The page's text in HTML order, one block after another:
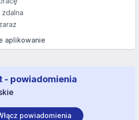
aplikowanie
- powiadomienia
powiadomienia